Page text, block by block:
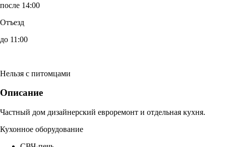
после 14:00
Отъезд
до 11:00
Нельзя с питомцами
Описание
Частный дом дизайнерский евроремонт и отдельная кухня.
Кухонное оборудование